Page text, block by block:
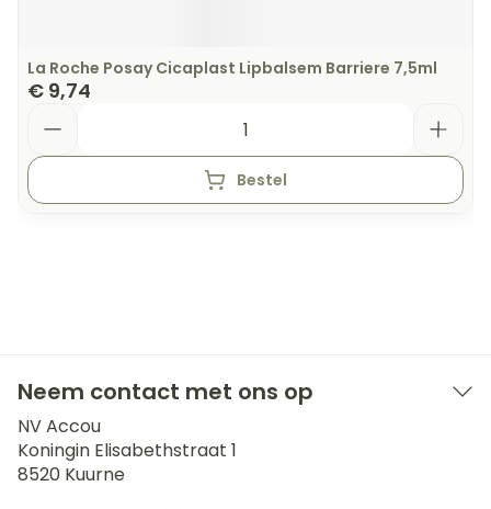
La Roche Posay Cicaplast Lipbalsem Barriere 7,5ml
€ 9,74
Bestel
Neem contact met ons op
NV Accou
Koningin Elisabethstraat 1
8520 Kuurne